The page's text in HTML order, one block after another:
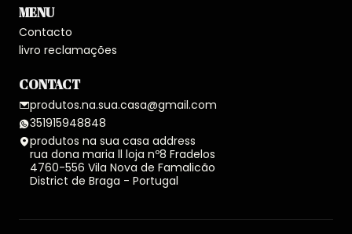
MENU
Contacto
livro reclamações
CONTACT
produtos.na.sua.casa@gmail.com
351915948848
produtos na sua casa address
rua dona maria ll loja nº8 Fradelos
4760-556 Vila Nova de Famalicão
District de Braga - Portugal